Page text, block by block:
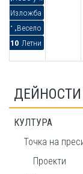
Изложба „Стената
10:00
„Весело лято“ -
10:00Летни ателиета
КУЛТУРА
Точка на
Проекти